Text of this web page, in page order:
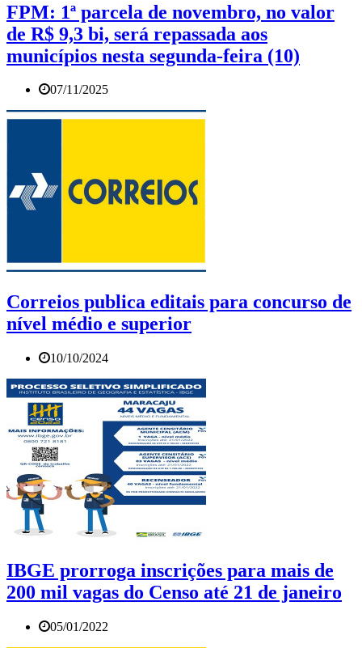
FPM: 1ª parcela de novembro, no valor
de R$ 9,3 bi, será repassada aos
municípios nesta segunda-feira (10)
07/11/2025
Correios publica editais para concurso de
nível médio e superior
10/10/2024
IBGE prorroga inscrições para mais de
200 mil vagas do Censo até 21 de janeiro
05/01/2022